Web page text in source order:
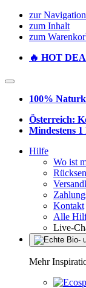
zur Navigation
zum Inhalt
zum
🔥 HOT
100%
Österreich:
Mindestens 1
Hilfe
Wo ist
Kontakt
Alle
Live-
Mehr